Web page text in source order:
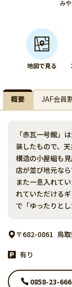
み
地図で見る
概要 JAF会員
「赤瓦一号館」
装したもので、
構造の小屋組も
店が並び地元な
また一息入れて
れていただける
で「ゆったりと
〒682-0861 鳥
有り
0858-23-